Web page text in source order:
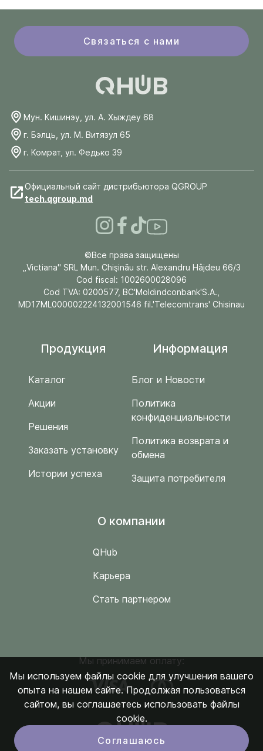
Связаться с нами
Мун. Кишинэу, ул. А. Хыждеу 68
г. Бэлць, ул. М. Витязул 65
г. Комрат, ул. Федько 39
Официальный сайт дистрибьютора QGROUP
tech.qgroup.md
©Все права защищены
„Victiana" SRL Mun. Chişinău str. Alexandru Hâjdeu 66/3
Cod fiscal: 1002600028096
Cod TVA: 0200577, BC'Moldindconbank'S.A.,
MD17ML000002224132001546 fil.'Telecomtrans' Chisinau
Продукция
Каталог
Акции
Решения
Заказать установку
Истории успеха
Информация
Блог и Новости
Политика
конфиденциальности
Политика возврата и
обмена
Защита потребителя
O компании
QHub
Карьера
Стать партнером
Мы принимаем оплату:
Мы используем файлы cookie для улучшения вашего
опыта на нашем сайте. Продолжая пользоваться
сайтом, вы соглашаетесь использовать файлы
cookie.
Соглашаюсь